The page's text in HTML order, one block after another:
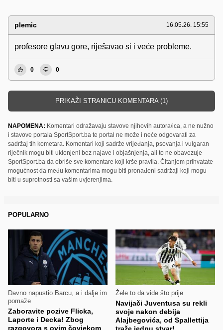
plemic 16.05.26. 15:55
profesore glavu gore, riješavao si i veće probleme.
0 0
PRIKAŽI STRANICU KOMENTARA (1)
NAPOMENA: Komentari odražavaju stavove njihovih autora/ica, a ne nužno
i stavove portala SportSport.ba te portal ne može i neće odgovarati za
sadržaj tih kometara. Komentari koji sadrže vrijeđanja, psovanja i vulgaran
riječnik mogu biti uklonjeni bez najave i objašnjenja, ali to ne obavezuje
SportSport.ba da obriše sve komentare koji krše pravila. Čitanjem prihvatate
mogućnost da među komentarima mogu biti pronađeni sadržaji koji mogu
biti u suprotnosti sa vašim uvjerenjima.
POPULARNO
Davno napustio Barcu, a i dalje im
pomaže
Zaboravite pozive Flicka,
Laporte i Decka! Zbog
razgovora s ovim čovjekom
Žele to da vide što prije
Navijači Juventusa su rekli
svoje nakon debija
Alajbegovića, od Spallettija